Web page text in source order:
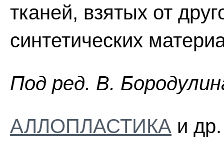
тканей, взятых от
синтетических
Пoд peд. B.
АЛЛОПЛАСТИКА и